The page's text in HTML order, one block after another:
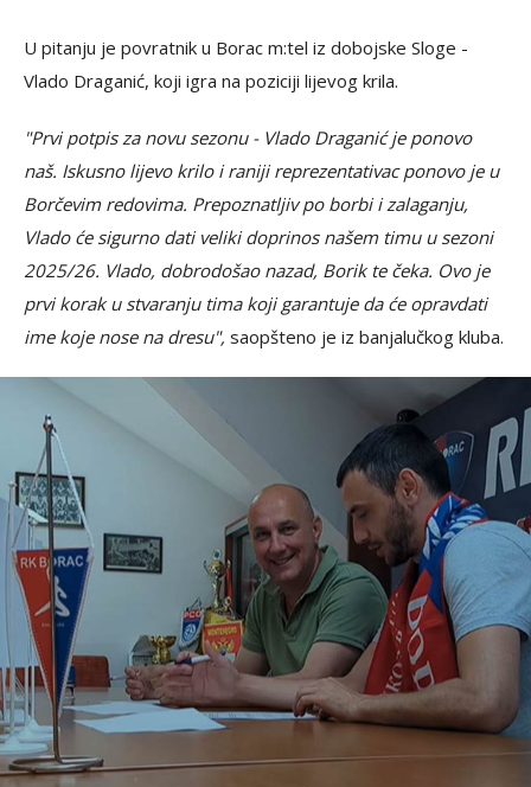
U pitanju je povratnik u Borac m:tel iz dobojske Sloge -
Vlado Draganić, koji igra na poziciji lijevog krila.
"Prvi potpis za novu sezonu - Vlado Draganić je ponovo
naš. Iskusno lijevo krilo i raniji reprezentativac ponovo je u
Borčevim redovima. Prepoznatljiv po borbi i zalaganju,
Vlado će sigurno dati veliki doprinos našem timu u sezoni
2025/26. Vlado, dobrodošao nazad, Borik te čeka. Ovo je
prvi korak u stvaranju tima koji garantuje da će opravdati
ime koje nose na dresu", saopšteno je iz banjalučkog kluba.